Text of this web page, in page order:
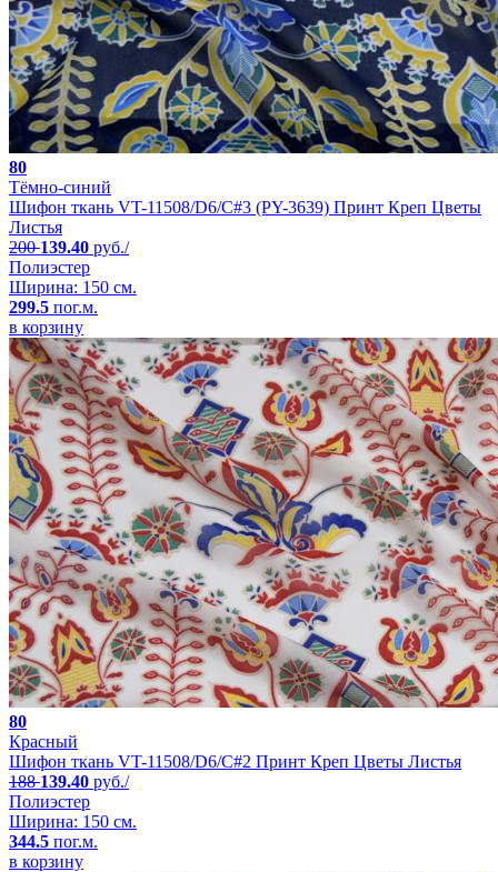
80
Тёмно-синий
Шифон ткань VT-11508/D6/C#3 (PY-3639) Принт Креп Цветы
Листья
200139.40 руб./
Полиэстер
Ширина: 150 см.
299.5 пог.м.
в корзину
80
Красный
Шифон ткань VT-11508/D6/C#2 Принт Креп Цветы Листья
188139.40 руб./
Полиэстер
Ширина: 150 см.
344.5 пог.м.
в корзину